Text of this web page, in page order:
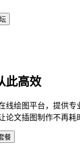
此高效
线绘图平台，提供专
论文插图制作不再耗
餐